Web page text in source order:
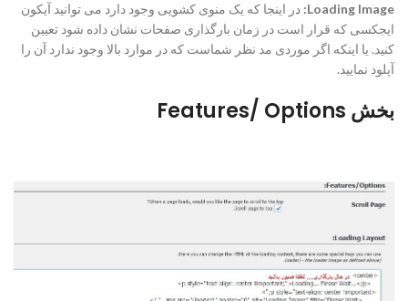
Loading Image: در اینجا که یک منوی کشویی وجود دارد می توانید آیکون
ایجکسی که قرار است در زمان بارگذاری صفحات نشان داده شود تعیین
کنید. یا اینکه اگر موردی مد نظر شماست که در موارد بالا وجود ندارد آن را
آپلود نمایید.
بخش Features/ Options